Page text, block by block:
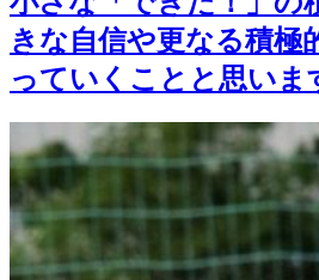
きな自信や更なる積極
っていくことと思いま